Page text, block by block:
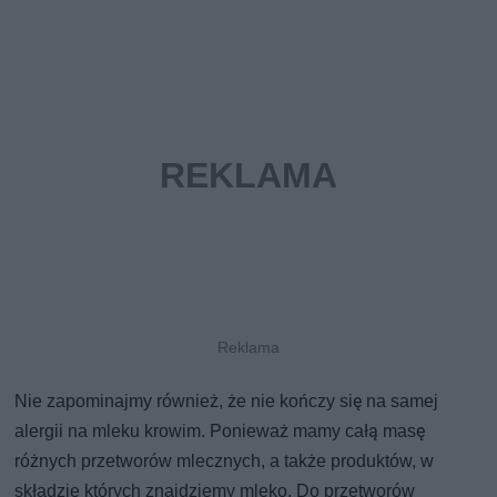
Nie zapominajmy również, że nie kończy się na samej
alergii na mleku krowim. Ponieważ mamy całą masę
różnych przetworów mlecznych, a także produktów, w
składzie których znajdziemy mleko. Do przetworów